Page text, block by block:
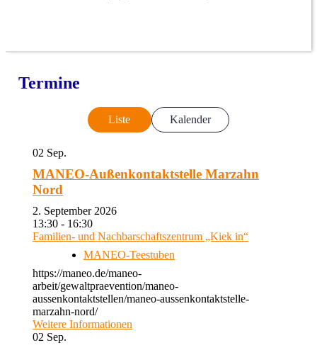
Termine
Liste Kalender
02 Sep.
MANEO-Außenkontaktstelle Marzahn
Nord
2. September 2026
13:30 - 16:30
Familien- und Nachbarschaftszentrum „Kiek in“
MANEO-Teestuben
https://maneo.de/maneo-
arbeit/gewaltpraevention/maneo-
aussenkontaktstellen/maneo-aussenkontaktstelle-
marzahn-nord/
Weitere Informationen
02 Sep.